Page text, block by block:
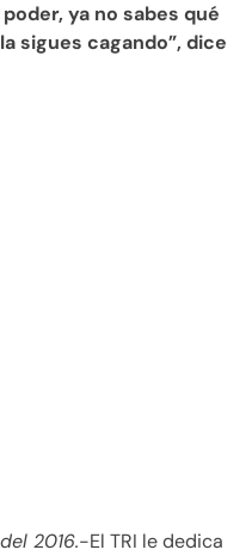
ya no sabes qué
sigues cagando”, dice
2016.-El TRI le dedica